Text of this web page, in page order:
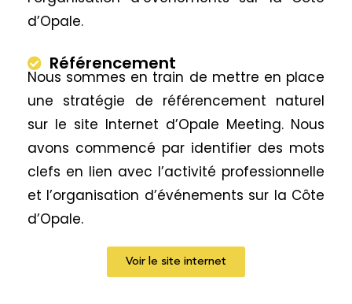
d’Opale.
Référencement
Nous sommes en train de mettre en place
une stratégie de référencement naturel
sur le site Internet d’Opale Meeting. Nous
avons commencé par identifier des mots
clefs en lien avec l’activité professionnelle
et l’organisation d’événements sur la Côte
d’Opale.
Voir le site internet